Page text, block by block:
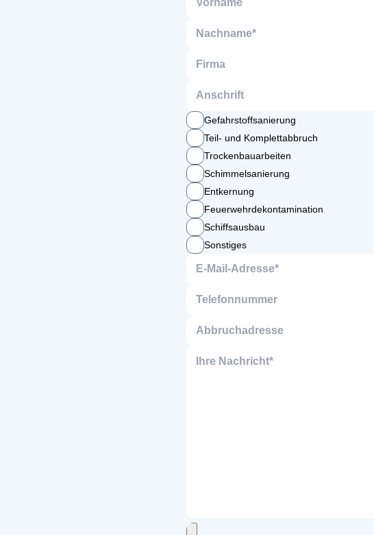
Gefahrstoffsanierung
Teil- und Komplettabbruch
Trockenbauarbeiten
Schimmelsanierung
Entkernung
Feuerwehrdekontamination
Schiffsausbau
Sonstiges